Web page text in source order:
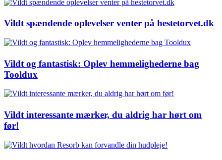
Vildt spændende oplevelser venter på hestetorvet.dk
Vildt og fantastisk: Oplev hemmelighederne bag
Tooldux
Vildt interessante mærker, du aldrig har hørt om
før!